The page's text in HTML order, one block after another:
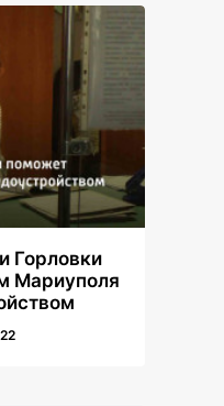
Горловки
Мариуполя